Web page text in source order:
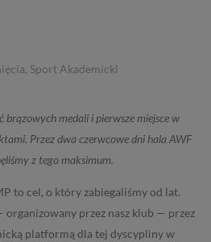
, Sport Akademicki
brązowych medali i pierwsze miejsce w
Przez dwa czerwcowe dni hala AWF
z tego maksimum.
to cel, o który zabiegaliśmy od lat.
przez nasz klub — przez
platformą dla tej dyscypliny w